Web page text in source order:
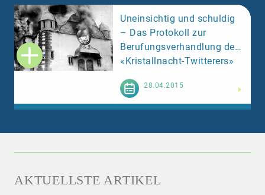
Uneinsichtig und schuldig
– Das Protokoll zur
Berufungsverhandlung des
«Kristallnacht-Twitterers»
28.04.2015
AKTUELLSTE ARTIKEL